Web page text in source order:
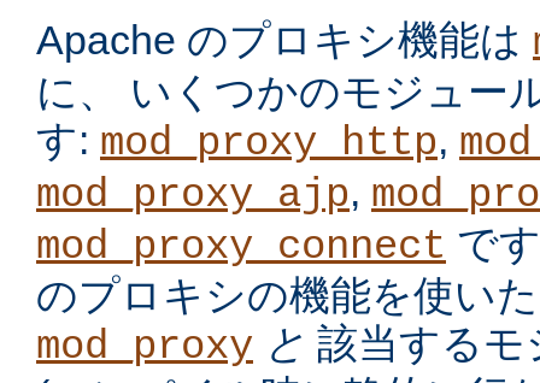
Apache のプロキシ機能は
に、 いくつかのモジュー
す: mod_proxy_http,
mod_proxy_ajp,
mod_proxy_connect で
のプロキシの機能を使い
mod_proxy と 該当するモ